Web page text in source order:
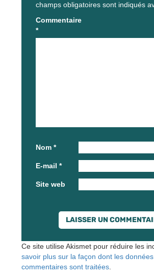
champs obligatoires sont indiqués
Commentaire
*
Nom *
E-mail *
Site web
Ce site utilise Akismet pour réduire les
savoir plus sur la façon dont les
commentaires sont traitées